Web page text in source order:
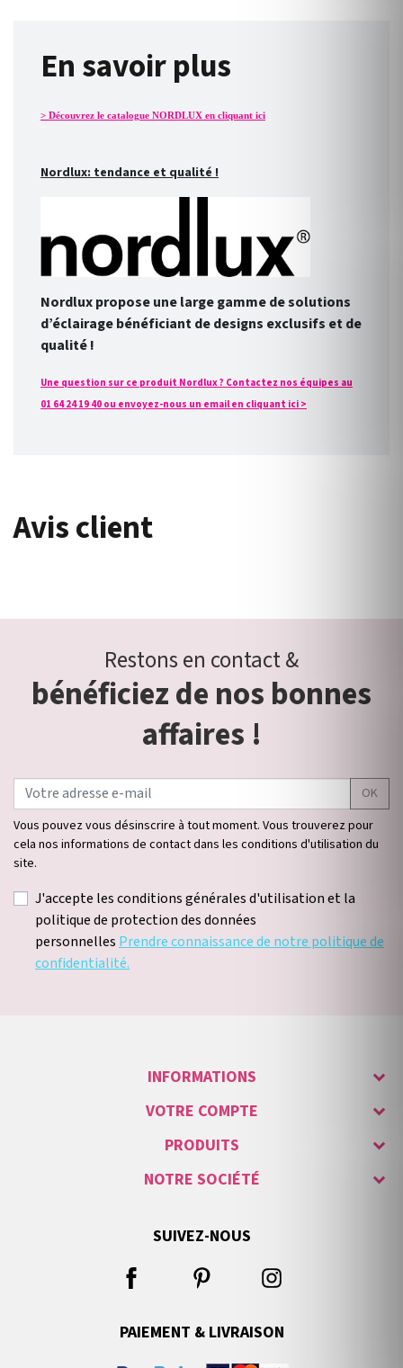
En savoir plus
> Découvrez le catalogue NORDLUX en cliquant ici
Nordlux: tendance et qualité !
Nordlux propose une large gamme de solutions
d’éclairage bénéficiant de designs exclusifs et de
qualité !
Une question sur ce produit Nordlux ? Contactez nos équipes au
01 64 24 19 40 ou envoyez-nous un email en cliquant ici >
Avis client
Restons en contact &
bénéficiez de nos bonnes
affaires !
OK
Vous pouvez vous désinscrire à tout moment. Vous trouverez pour
cela nos informations de contact dans les conditions d'utilisation du
site.
J'accepte les conditions générales d'utilisation et la
politique de protection des données
personnelles Prendre connaissance de notre politique de
confidentialité.
INFORMATIONS
VOTRE COMPTE
PRODUITS
NOTRE SOCIÉTÉ
SUIVEZ-NOUS
PAIEMENT & LIVRAISON